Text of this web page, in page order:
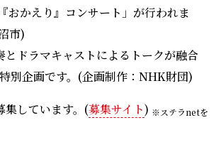
おかえり』コンサート」が行われま
市)
とドラマキャストによるトークが融合
別企画です。(企画制作：NHK財団)
集しています。(募集サイト) ※ステラnetを